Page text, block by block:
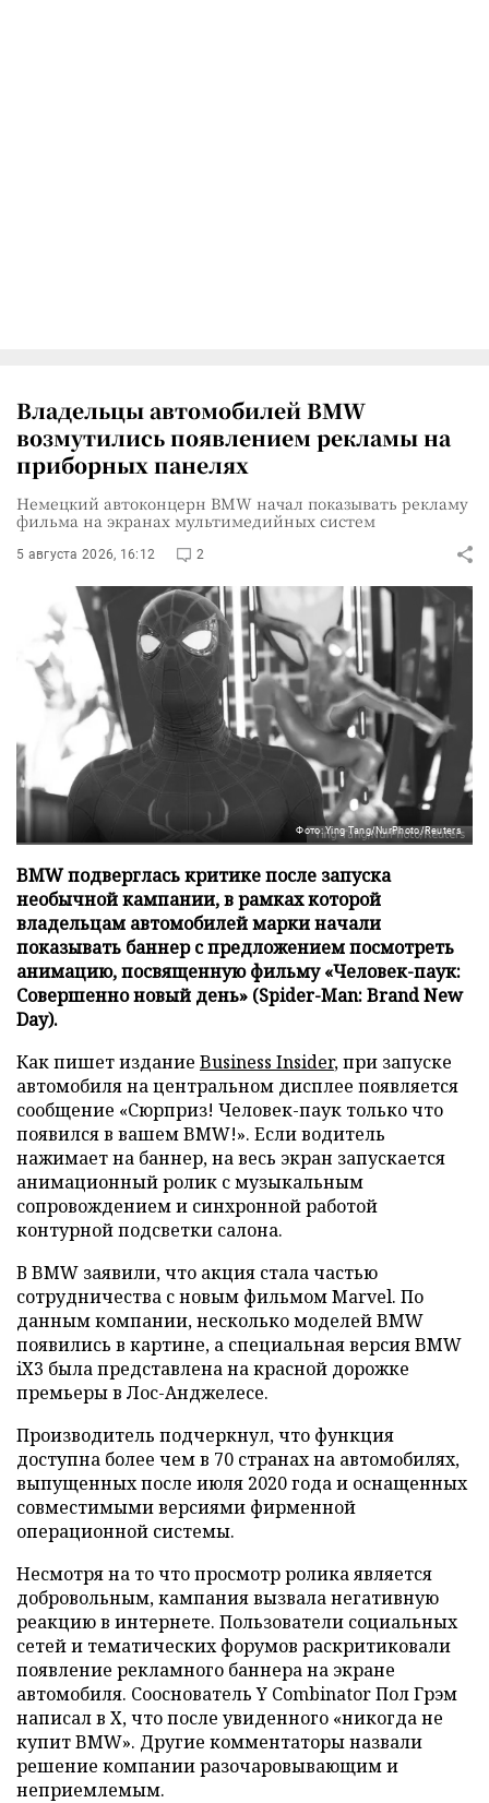
Владельцы автомобилей BMW
возмутились появлением рекламы на
приборных панелях
Немецкий автоконцерн BMW начал показывать рекламу
фильма на экранах мультимедийных систем
5 августа 2026, 16:12 2
Фото: Ying Tang/NurPhoto/Reuters
BMW подверглась критике после запуска
необычной кампании, в рамках которой
владельцам автомобилей марки начали
показывать баннер с предложением посмотреть
анимацию, посвященную фильму «Человек-паук:
Совершенно новый день» (Spider-Man: Brand New
Day).
Как пишет издание Business Insider, при запуске
автомобиля на центральном дисплее появляется
сообщение «Сюрприз! Человек-паук только что
появился в вашем BMW!». Если водитель
нажимает на баннер, на весь экран запускается
анимационный ролик с музыкальным
сопровождением и синхронной работой
контурной подсветки салона.
В BMW заявили, что акция стала частью
сотрудничества с новым фильмом Marvel. По
данным компании, несколько моделей BMW
появились в картине, а специальная версия BMW
iX3 была представлена на красной дорожке
премьеры в Лос-Анджелесе.
Производитель подчеркнул, что функция
доступна более чем в 70 странах на автомобилях,
выпущенных после июля 2020 года и оснащенных
совместимыми версиями фирменной
операционной системы.
Несмотря на то что просмотр ролика является
добровольным, кампания вызвала негативную
реакцию в интернете. Пользователи социальных
сетей и тематических форумов раскритиковали
появление рекламного баннера на экране
автомобиля. Сооснователь Y Combinator Пол Грэм
написал в X, что после увиденного «никогда не
купит BMW». Другие комментаторы назвали
решение компании разочаровывающим и
неприемлемым.